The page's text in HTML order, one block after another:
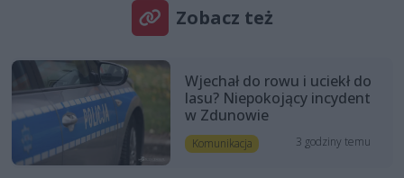
Zobacz też
Wjechał do rowu i uciekł do
lasu? Niepokojący incydent
w Zdunowie
Komunikacja 3 godziny temu